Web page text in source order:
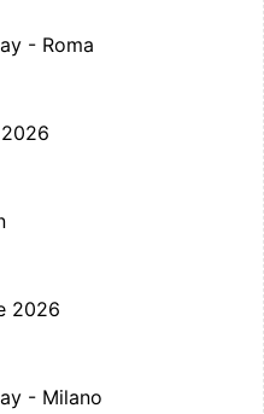
- Roma
2026
- Milano